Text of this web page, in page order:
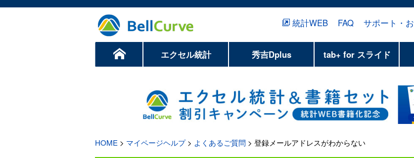
サポート・
FAQ
統計WEB
エクセル統計 秀吉Dplus tab+ for スライド
HOME > マイページヘルプ> よくあるご質問 > 登録メールアドレスがわからない